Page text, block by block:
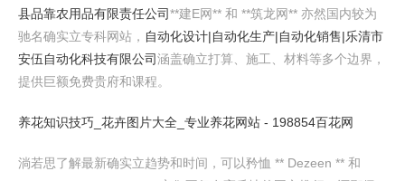
县品靠农用品有限责任公司**建E网** 和 **筑龙网** 亦然国内较为
驰名确实立专科网站， 自动化设计|自动化生产|自动化销售|乐清市
安伍自动化科技有限公司涵盖确立打算、施工、材料等多个边界，
提供巨额免费贵府和课程。
养花知识技巧_花卉图片大全_专业养花网站 - 198854百花网
淌若思了解最新确实立趋势和时间，可以矜恤 ** Dezeen ** 和